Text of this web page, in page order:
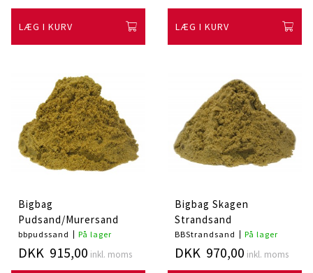
LÆG I KURV LÆG I KURV
Bigbag
Pudsand/Murersand
bbpudssand På lager
DKK 915,00 inkl. moms
Bigbag Skagen
Strandsand
BBStrandsand På lager
DKK 970,00 inkl. moms